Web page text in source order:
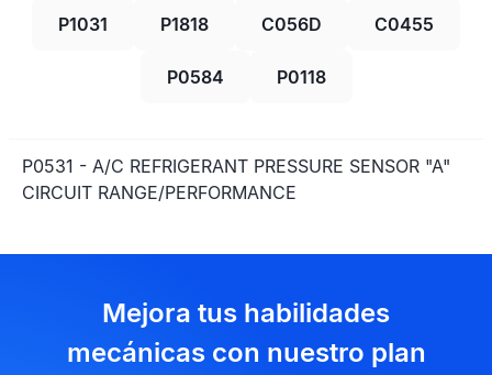
P1031 P1818 C056D C0455
P0584 P0118
P0531 - A/C REFRIGERANT PRESSURE SENSOR "A"
CIRCUIT RANGE/PERFORMANCE
Mejora tus habilidades
mecánicas con nuestro plan